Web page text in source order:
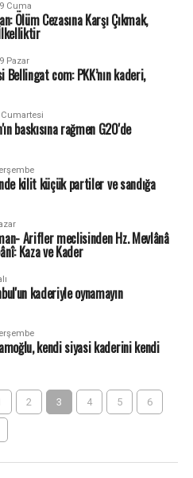
Cuma
Ölüm Cezasına Karşı Çıkmak,
Pazar
com: PKK’nın kaderi,
Cumartesi
baskısına rağmen G20'de
kilit küçük partiler ve sandığa
Arifler meclisinden Hz. Mevlânâ
Kaza ve Kader
kaderiyle oynamayın
kendi siyasi kaderini kendi
2 3 4 5 6